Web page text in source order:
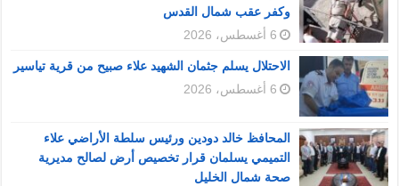
وكفر عقب شمال القدس
6 أغسطس، 2026
الاحتلال يسلم جثمان الشهيد علاء صبيح من قرية تياسير
6 أغسطس، 2026
المحافظ خالد دودين ورئيس سلطة الأراضي علاء
التميمي يسلمان قرار تخصيص أرض لصالح مديرية
صحة شمال الخليل